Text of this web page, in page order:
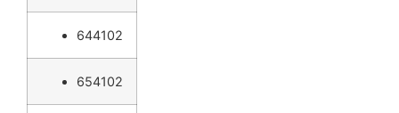
644102
654102